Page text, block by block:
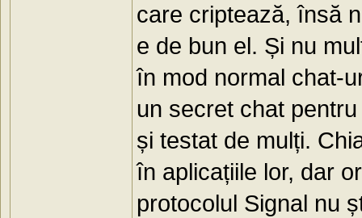
care criptează, însă
e de bun el. Și nu
în mod normal chat-
un secret chat
și testat de mulți.
în aplicațiile lor, dar
protocolul Signal nu